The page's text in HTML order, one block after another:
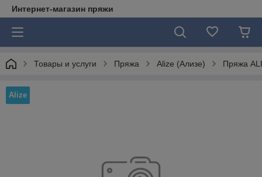
Интернет-магазин пряжи
Товары и услуги Пряжа Alize (Ализе) Пряжа
Alize